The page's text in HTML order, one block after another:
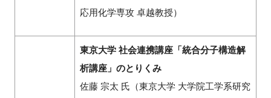
応用化学専攻 卓越教授）
東京大学 社会連携講座「統合分子構造解
析講座」のとりくみ
佐藤 宗太 氏（東京大学 大学院工学系研究